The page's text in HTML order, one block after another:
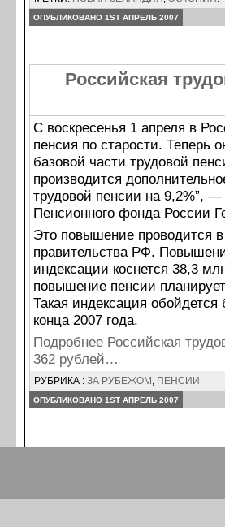
ОПУБЛИКОВАНО 1ST АПРЕЛЬ 2007
Российская
С воскресенья 1 апреля в
пенсия по старости. Теперь
базовой части трудовой
производится
трудовой пенсии на 9,2%”,
Пенсионного фонда России
Это повышение проводится
правительства РФ.
индексации коснется 38,3
повышение пенсии
Такая индексация
конца 2007 года.
Подробнее Российская
362 рублей…
РУБРИКА : ЗА РУБЕЖОМ , ПЕНСИИ
ОПУБЛИКОВАНО 1ST АПРЕЛЬ 2007